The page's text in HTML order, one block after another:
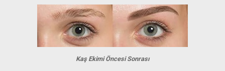
Kaş Ekimi Öncesi Sonrası